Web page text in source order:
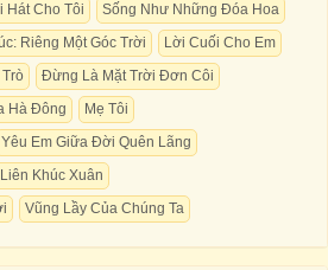
Hát Cho Tôi
Sống Như Những Đóa Hoa
Riêng Một Góc Trời
Lời Cuối Cho Em
Đừng Là Mặt Trời Đơn Côi
Hà Đông
Mẹ Tôi
Yêu Em Giữa Đời Quên Lãng
Liên Khúc Xuân
Vũng Lầy Của Chúng Ta